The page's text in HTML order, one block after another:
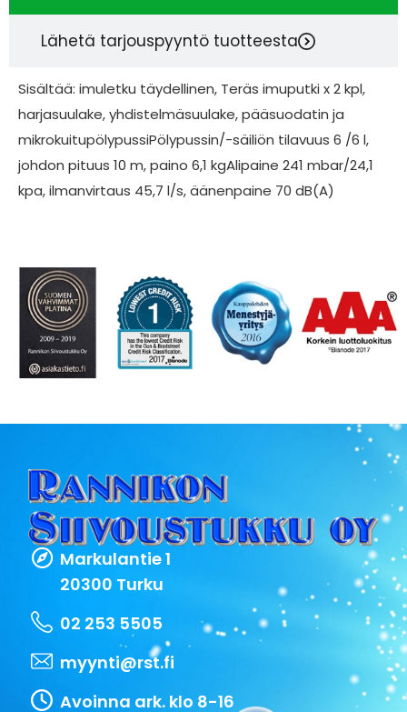
Lähetä tarjouspyyntö tuotteesta
Sisältää: imuletku täydellinen, Teräs imuputki x 2 kpl,
harjasuulake, yhdistelmäsuulake, pääsuodatin ja
mikrokuitupölypussiPölypussin/-säiliön tilavuus 6 /6 l,
johdon pituus 10 m, paino 6,1 kgAlipaine 241 mbar/24,1
kpa, ilmanvirtaus 45,7 l/s, äänenpaine 70 dB(A)
Markulantie 1
20300 Turku
02 253 5505
myynti@rst.fi
Avoinna ark. klo 8-16